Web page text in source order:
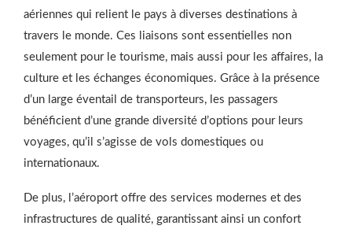
aériennes qui relient le pays à diverses destinations à
travers le monde. Ces liaisons sont essentielles non
seulement pour le tourisme, mais aussi pour les affaires, la
culture et les échanges économiques. Grâce à la présence
d’un large éventail de transporteurs, les passagers
bénéficient d’une grande diversité d’options pour leurs
voyages, qu’il s’agisse de vols domestiques ou
internationaux.
De plus, l’aéroport offre des services modernes et des
infrastructures de qualité, garantissant ainsi un confort